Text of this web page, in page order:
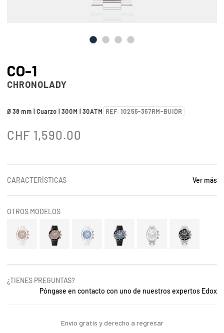
CO-1
CHRONOLADY
Ø 38 mm | Cuarzo | 300M | 30ATM REF. 10255-357RM-BUIDR
CHF 1,590.00
CARACTERÍSTICAS Ver más
OTROS MODELOS
¿TIENES PREGUNTAS?
Póngase en contacto con uno de nuestros expertos Edox
Envío gratis y derecho a regresar